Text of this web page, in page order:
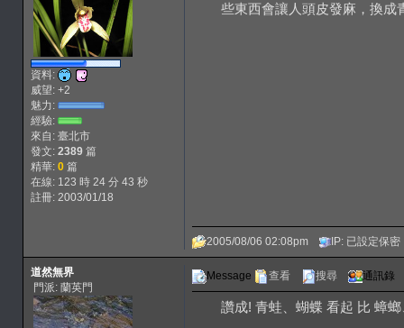
資料:
威望: +2
魅力:
經驗:
來自: 臺北市
發文: 2389篇
精華: 0篇
在線: 123 時 24 分 43 秒
註冊: 2003/01/18
些東西會讓人頭皮發麻，換成
2005/08/06 02:08pm IP: 已設定保密
道然無界
門派: 蘭英門
Message 查看 搜尋 通訊錄
讚成! 青蛙、蝴蝶 看起 比 蟑